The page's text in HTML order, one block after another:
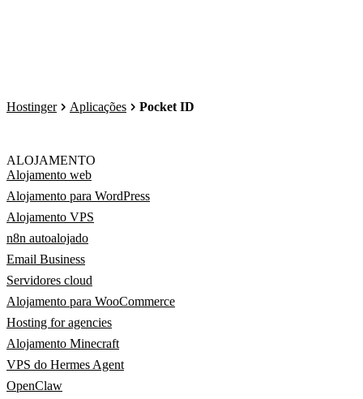
Hostinger Aplicações Pocket ID
ALOJAMENTO
Alojamento web
Alojamento para WordPress
Alojamento VPS
n8n autoalojado
Email Business
Servidores cloud
Alojamento para WooCommerce
Hosting for agencies
Alojamento Minecraft
VPS do Hermes Agent
OpenClaw